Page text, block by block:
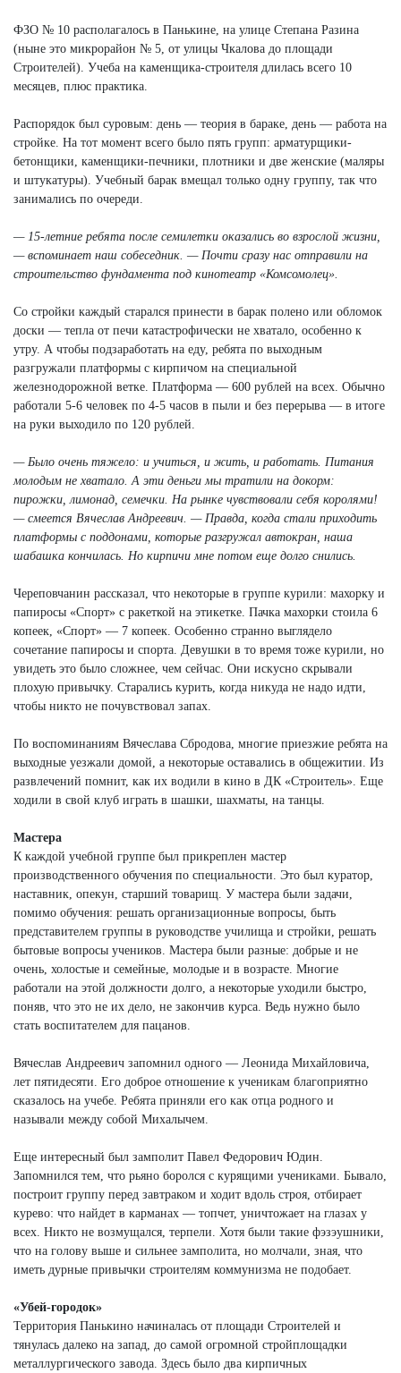
ФЗО № 10 располагалось в Панькине, на улице Степана Разина
(ныне это микрорайон № 5, от улицы Чкалова до площади
Строителей). Учеба на каменщика-строителя длилась всего 10
месяцев, плюс практика.
Распорядок был суровым: день — теория в бараке, день — работа на
стройке. На тот момент всего было пять групп: арматурщики-
бетонщики, каменщики-печники, плотники и две женские (маляры
и штукатуры). Учебный барак вмещал только одну группу, так что
занимались по очереди.
— 15-летние ребята после семилетки оказались во взрослой жизни,
— вспоминает наш собеседник. — Почти сразу нас отправили на
строительство фундамента под кинотеатр «Комсомолец».
Со стройки каждый старался принести в барак полено или обломок
доски — тепла от печи катастрофически не хватало, особенно к
утру. А чтобы подзаработать на еду, ребята по выходным
разгружали платформы с кирпичом на специальной
железнодорожной ветке. Платформа — 600 рублей на всех. Обычно
работали 5-6 человек по 4-5 часов в пыли и без перерыва — в итоге
на руки выходило по 120 рублей.
— Было очень тяжело: и учиться, и жить, и работать. Питания
молодым не хватало. А эти деньги мы тратили на докорм:
пирожки, лимонад, семечки. На рынке чувствовали себя королями!
— смеется Вячеслав Андреевич. — Правда, когда стали приходить
платформы с поддонами, которые разгружал автокран, наша
шабашка кончилась. Но кирпичи мне потом еще долго снились.
Череповчанин рассказал, что некоторые в группе курили: махорку и
папиросы «Спорт» с ракеткой на этикетке. Пачка махорки стоила 6
копеек, «Спорт» — 7 копеек. Особенно странно выглядело
сочетание папиросы и спорта. Девушки в то время тоже курили, но
увидеть это было сложнее, чем сейчас. Они искусно скрывали
плохую привычку. Старались курить, когда никуда не надо идти,
чтобы никто не почувствовал запах.
По воспоминаниям Вячеслава Сбродова, многие приезжие ребята на
выходные уезжали домой, а некоторые оставались в общежитии. Из
развлечений помнит, как их водили в кино в ДК «Строитель». Еще
ходили в свой клуб играть в шашки, шахматы, на танцы.
Мастера
К каждой учебной группе был прикреплен мастер
производственного обучения по специальности. Это был куратор,
наставник, опекун, старший товарищ. У мастера были задачи,
помимо обучения: решать организационные вопросы, быть
представителем группы в руководстве училища и стройки, решать
бытовые вопросы учеников. Мастера были разные: добрые и не
очень, холостые и семейные, молодые и в возрасте. Многие
работали на этой должности долго, а некоторые уходили быстро,
поняв, что это не их дело, не закончив курса. Ведь нужно было
стать воспитателем для пацанов.
Вячеслав Андреевич запомнил одного — Леонида Михайловича,
лет пятидесяти. Его доброе отношение к ученикам благоприятно
сказалось на учебе. Ребята приняли его как отца родного и
называли между собой Михалычем.
Еще интересный был замполит Павел Федорович Юдин.
Запомнился тем, что рьяно боролся с курящими учениками. Бывало,
построит группу перед завтраком и ходит вдоль строя, отбирает
курево: что найдет в карманах — топчет, уничтожает на глазах у
всех. Никто не возмущался, терпели. Хотя были такие фэзэушники,
что на голову выше и сильнее замполита, но молчали, зная, что
иметь дурные привычки строителям коммунизма не подобает.
«Убей-городок»
Территория Панькино начиналась от площади Строителей и
тянулась далеко на запад, до самой огромной стройплощадки
металлургического завода. Здесь было два кирпичных